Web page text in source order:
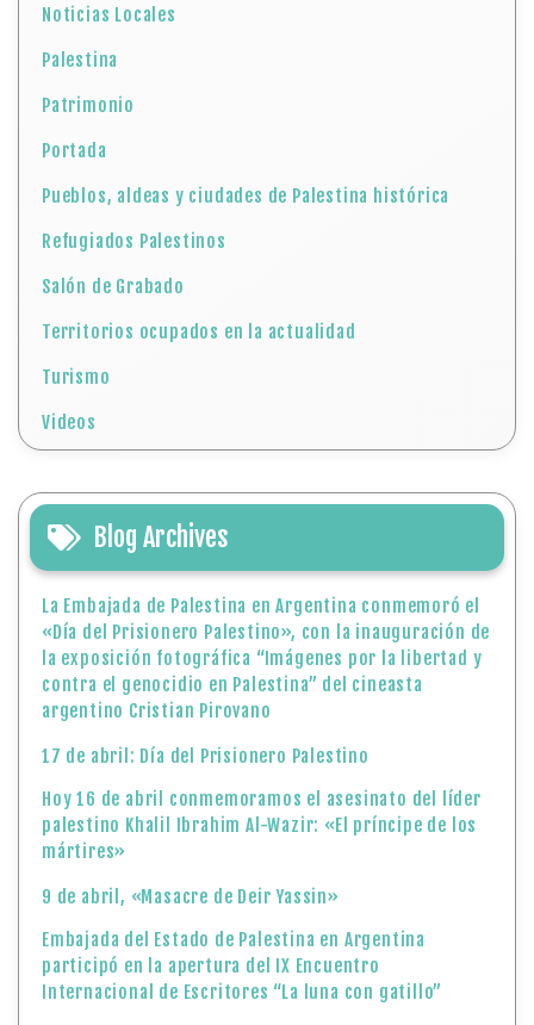
Noticias Locales
Palestina
Patrimonio
Portada
Pueblos, aldeas y ciudades de Palestina histórica
Refugiados Palestinos
Salón de Grabado
Territorios ocupados en la actualidad
Turismo
Videos
Blog Archives
La Embajada de Palestina en Argentina conmemoró el
«Día del Prisionero Palestino», con la inauguración de
la exposición fotográfica “Imágenes por la libertad y
contra el genocidio en Palestina” del cineasta
argentino Cristian Pirovano
17 de abril: Día del Prisionero Palestino
Hoy 16 de abril conmemoramos el asesinato del líder
palestino Khalil Ibrahim Al-Wazir: «El príncipe de los
mártires»
9 de abril, «Masacre de Deir Yassin»
Embajada del Estado de Palestina en Argentina
participó en la apertura del IX Encuentro
Internacional de Escritores “La luna con gatillo”